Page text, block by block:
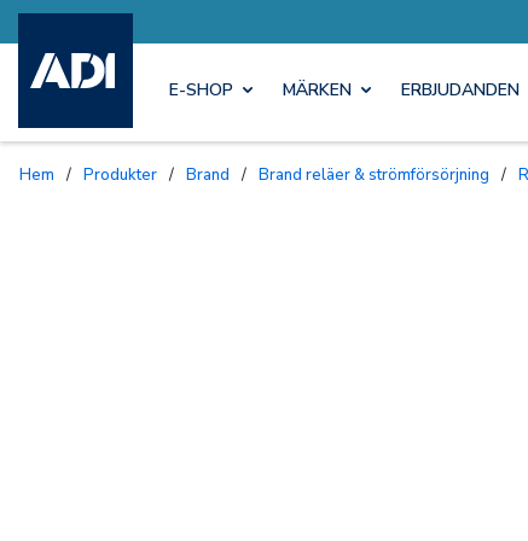
E-SHOP MÄRKEN ERBJUDANDEN
Hem / Produkter / Brand / Brand reläer & strömförsörjning /